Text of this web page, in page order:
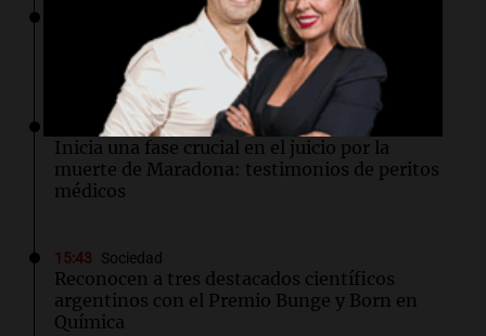
Política y Economía
Dólar hoy, dólar blue hoy: a cuánto cerró este
lunes 10 de agosto
Sociedad
Inicia una fase crucial en el juicio por la
muerte de Maradona: testimonios de peritos
médicos
15:43 Sociedad
Reconocen a tres destacados científicos
argentinos con el Premio Bunge y Born en
Química